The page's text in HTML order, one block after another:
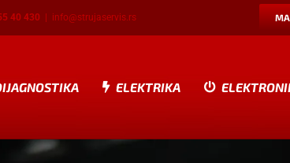
40 430 info@strujaservis.rs
ELEKTRIKA